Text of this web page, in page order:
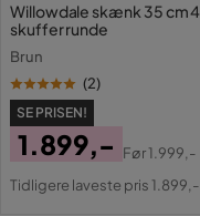
Willowdale skænk 35 cm 4
skuffer runde
Brun
(2)
SE PRISEN!
Pris
1.899,-
Original
Før1.999,-
Tidligere laveste pris 1.899,-